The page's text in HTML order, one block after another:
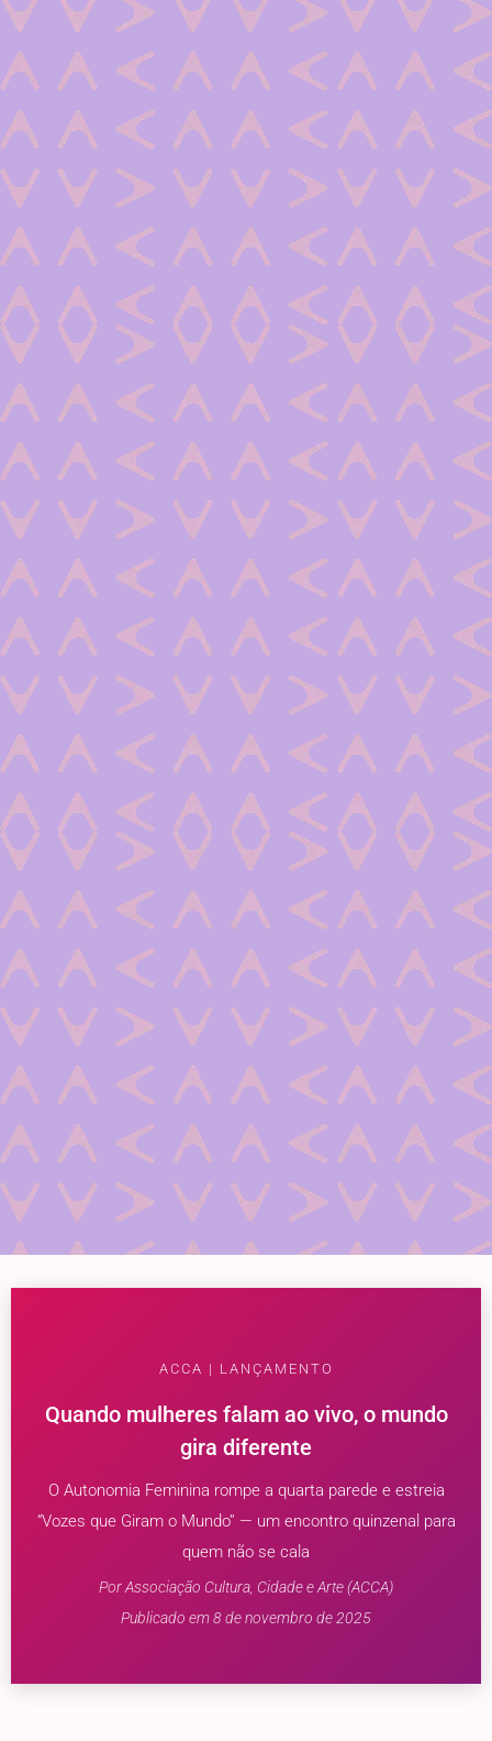
ACCA | LANÇAMENTO
Quando mulheres falam ao vivo, o mundo
gira diferente
O Autonomia Feminina rompe a quarta parede e estreia
“Vozes que Giram o Mundo” — um encontro quinzenal para
quem não se cala
Por Associação Cultura, Cidade e Arte (ACCA)
Publicado em 8 de novembro de 2025